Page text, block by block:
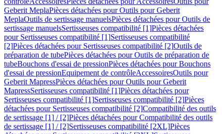
Geberit MeplaPièces détachées pour Outils pour Geberit
MeplaOutils de sertissage manuelsPièces détachées pour Outils de
sertissage manuelsSertisseuses compatibilité [1]Pièces détachées
pour Sertisseuses compatibilité [1]Sertisseuses compatibilité
[2]Pièces détachées pour Sertisseuses compatibilité [2]Outils de
préparation de tubePièces détachées pour Outils de préparation de
tubeBouchons d'essai de pressionPièces détachées pour Bouchons
d'essai de pressionEquipement de contrôleAccessoiresOutils pour
Geberit MapressPièces détachées pour Outils pour Geberit
MapressSertisseuses compatibilité [1]Pièces détachées pour
Sertisseuses compatibilité [1]Sertisseuses compatibilité [2]Pièces
détachées pour Sertisseuses compatibilité [2]Compatibilité des outils
de sertissage [1] / [2]Pièces détachées pour Compatibilité des outils
de sertissage [1] / [2]Sertisseuses compatibilité [2XL]Pièces